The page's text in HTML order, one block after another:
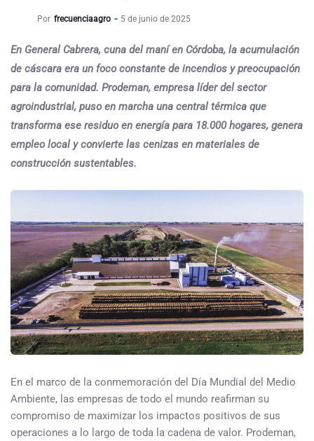
Por frecuenciaagro 5 de junio de 2025
En General Cabrera, cuna del maní en Córdoba, la acumulación
de cáscara era un foco constante de incendios y preocupación
para la comunidad. Prodeman, empresa líder del sector
agroindustrial, puso en marcha una central térmica que
transforma ese residuo en energía para 18.000 hogares, genera
empleo local y convierte las cenizas en materiales de
construcción sustentables.
En el marco de la conmemoración del Día Mundial del Medio
Ambiente, las empresas de todo el mundo reafirman su
compromiso de maximizar los impactos positivos de sus
operaciones a lo largo de toda la cadena de valor. Prodeman,